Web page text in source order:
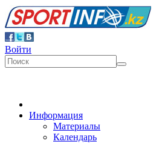
Войти
Информация
Материалы
Календарь